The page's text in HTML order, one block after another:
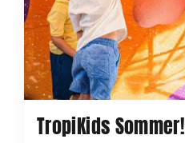
TropiKids Sommer!